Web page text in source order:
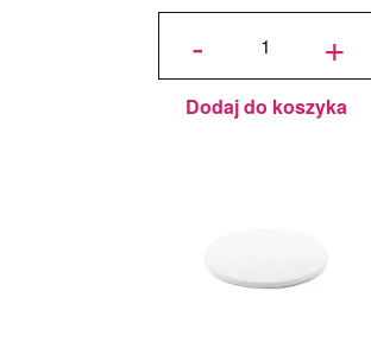
-
ilość
olejowy
Colour
E171 -
Purple
+
Dodaj do koszyka